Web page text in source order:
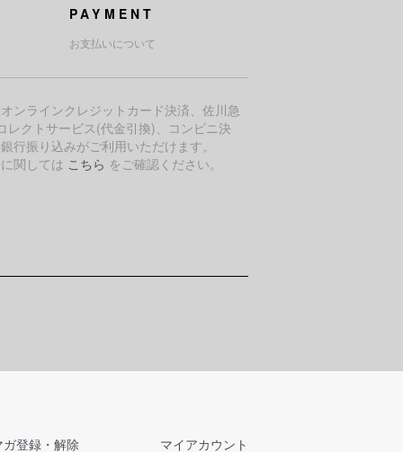
PAYMENT
お支払いについて
ンラインクレジットカード決済、佐川急
レクトサービス(代金引換)、コンビニ決
行振り込みがご利用いただけます。
関しては こちら をご確認ください。
登録・解除 マイアカウント